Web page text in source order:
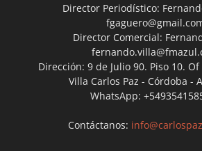
Director Periodístico:
Director Comercial:
Dirección: 9 de Julio 90. Piso 10. Of
Villa Carlos Paz - Córdoba -
WhatsApp:
Contáctanos: